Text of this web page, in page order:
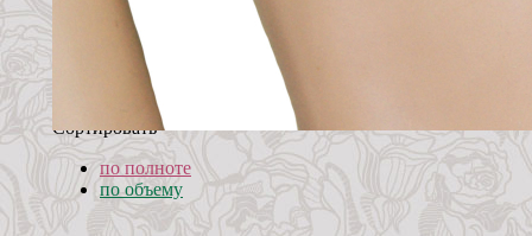
Сортировать
по полноте
по объему